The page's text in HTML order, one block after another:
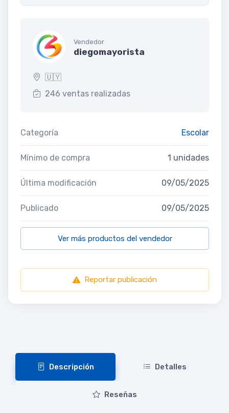
Vendedor
diegomayorista
🇺🇾
246 ventas realizadas
Categoría Escolar
Mínimo de compra 1 unidades
Última modificación 09/05/2025
Publicado 09/05/2025
Ver más productos del vendedor
Reportar publicación
Descripción Detalles
Reseñas